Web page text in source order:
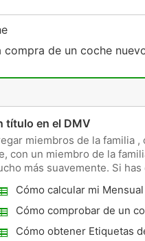
de un coche
título en el DMV
miembros de la familia ,
con un miembro de la
más suavemente. Si has
Cómo calcular mi
Automotriz
Cómo comprobar de un
Cómo obtener Etiquetas